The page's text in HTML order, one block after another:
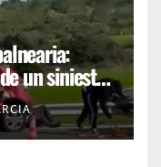
un siniestro